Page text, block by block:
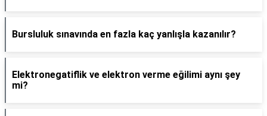
Bursluluk sınavında en fazla kaç yanlışla kazanılır?
Elektronegatiflik ve elektron verme eğilimi aynı şey
mi?